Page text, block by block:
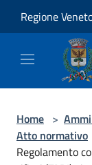
Regione
Home >
Atto normativo
Regolamento